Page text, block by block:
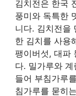
김치전은 한국
풍미와 독특한
니다. 김치전을
한 김치를 사용
팽이버섯, 대파
다. 밀가루와
들어 부침가루
침가루를 묻히